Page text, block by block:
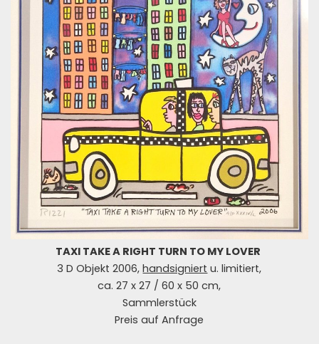
TAXI TAKE A RIGHT TURN TO MY LOVER
3 D Objekt 2006,handsigniert u. limitiert,
ca. 27 x 27 / 60 x 50 cm,
Sammlerstück
Preis auf Anfrage